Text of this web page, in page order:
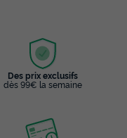
Des prix exclusifs
dès 99€ la semaine